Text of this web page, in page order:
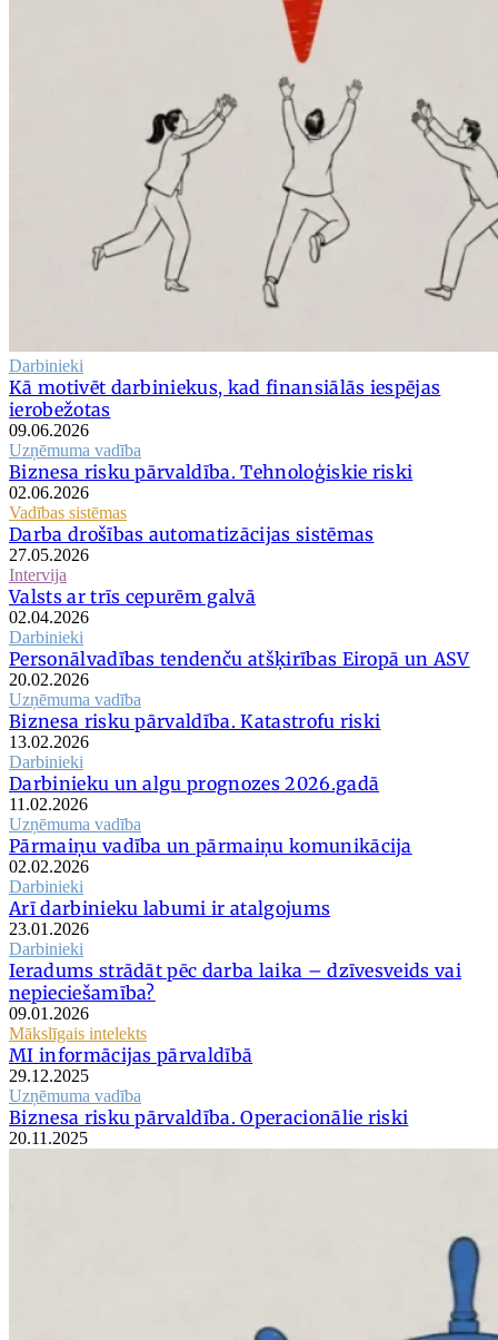
Darbinieki
Kā motivēt darbiniekus, kad finansiālās iespējas
ierobežotas
09.06.2026
Uzņēmuma vadība
Biznesa risku pārvaldība. Tehnoloģiskie riski
02.06.2026
Vadības sistēmas
Darba drošības automatizācijas sistēmas
27.05.2026
Intervija
Valsts ar trīs cepurēm galvā
02.04.2026
Darbinieki
Personālvadības tendenču atšķirības Eiropā un ASV
20.02.2026
Uzņēmuma vadība
Biznesa risku pārvaldība. Katastrofu riski
13.02.2026
Darbinieki
Darbinieku un algu prognozes 2026.gadā
11.02.2026
Uzņēmuma vadība
Pārmaiņu vadība un pārmaiņu komunikācija
02.02.2026
Darbinieki
Arī darbinieku labumi ir atalgojums
23.01.2026
Darbinieki
Ieradums strādāt pēc darba laika – dzīvesveids vai
nepieciešamība?
09.01.2026
Mākslīgais intelekts
MI informācijas pārvaldībā
29.12.2025
Uzņēmuma vadība
Biznesa risku pārvaldība. Operacionālie riski
20.11.2025